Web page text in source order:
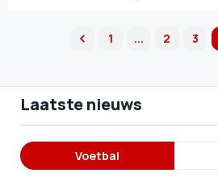
1 ... 2 3
Laatste nieuws
Voetbal